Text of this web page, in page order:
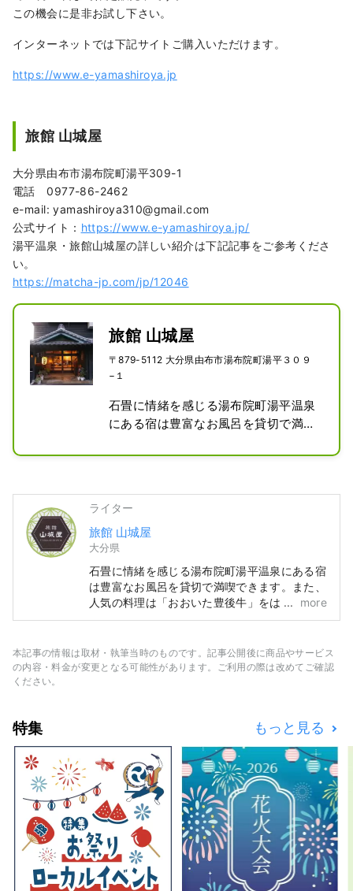
この機会に是非お試し下さい。
インターネットでは下記サイトご購入いただけます。
https://www.e-yamashiroya.jp
旅館 山城屋
大分県由布市湯布院町湯平309-1
電話 0977-86-2462
e-mail: yamashiroya310@gmail.com
公式サイト： https://www.e-yamashiroya.jp/
湯平温泉・旅館山城屋の詳しい紹介は下記記事をご参考くださ
い。
https://matcha-jp.com/jp/12046
旅館 山城屋
〒879-5112 大分県由布市湯布院町湯平３０９
−１
石畳に情緒を感じる湯布院町湯平温泉
にある宿は豊富なお風呂を貸切で満喫
いた豊後牛」をはじめ旬の食材が満
温泉は九州八十八湯にも認定されまし
た。
（日帰り温泉をご希望の方は事前にお
電話を下さい。）
ライター
旅館 山城屋
大分県
石畳に情緒を感じる湯布院町湯平温泉にある宿
は豊富なお風呂を貸切で満喫できます。また、
人気の料理は「おおいた豊後牛」をはじめ旬の
食材が満載。九州八十八湯にも認定されまし
more
本記事の情報は取材・執筆当時のものです。記事公開後に商品やサービス
の内容・料金が変更となる可能性があります。ご利用の際は改めてご確認
ください。
特集 もっと見る